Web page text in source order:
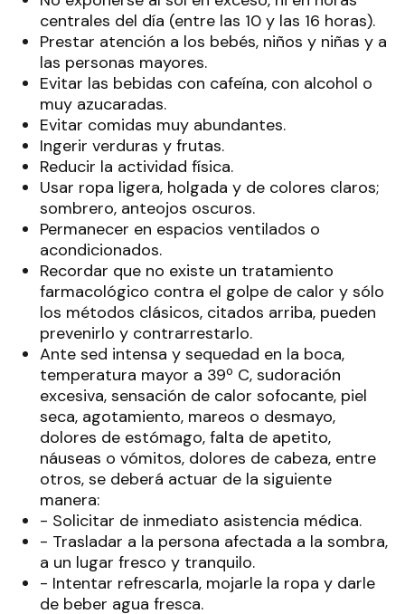
centrales del día (entre las 10 y las 16 horas).
Prestar atención a los bebés, niños y niñas y a
las personas mayores.
Evitar las bebidas con cafeína, con alcohol o
muy azucaradas.
Evitar comidas muy abundantes.
Ingerir verduras y frutas.
Reducir la actividad física.
Usar ropa ligera, holgada y de colores claros;
sombrero, anteojos oscuros.
Permanecer en espacios ventilados o
acondicionados.
Recordar que no existe un tratamiento
farmacológico contra el golpe de calor y sólo
los métodos clásicos, citados arriba, pueden
prevenirlo y contrarrestarlo.
Ante sed intensa y sequedad en la boca,
temperatura mayor a 39º C, sudoración
excesiva, sensación de calor sofocante, piel
seca, agotamiento, mareos o desmayo,
dolores de estómago, falta de apetito,
náuseas o vómitos, dolores de cabeza, entre
otros, se deberá actuar de la siguiente
manera:
- Solicitar de inmediato asistencia médica.
- Trasladar a la persona afectada a la sombra,
a un lugar fresco y tranquilo.
- Intentar refrescarla, mojarle la ropa y darle
de beber agua fresca.